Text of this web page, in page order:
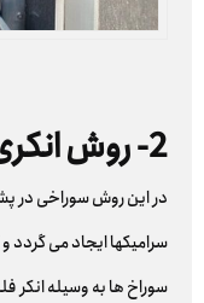
2- روش انکری
در این روش سوراخی در
سرامیکها ایجاد می گردد و
سوراخ ها به وسیله انکر